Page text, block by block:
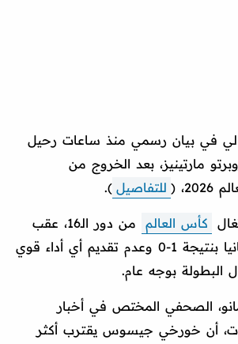
في بيان رسمي منذ ساعات رحيل
مارتينيز، بعد الخروج من
(
للتفاصيل ).
كأس العالم
من دور الـ16، عقب
الخسارة أمام إسبانيا بنتيجة 1-0 وعدم تقديم أي أداء قوي
البطولة بوجه عام.
الصحفي المختص في أخبار
أن خورخي جيسوس يقترب أكثر